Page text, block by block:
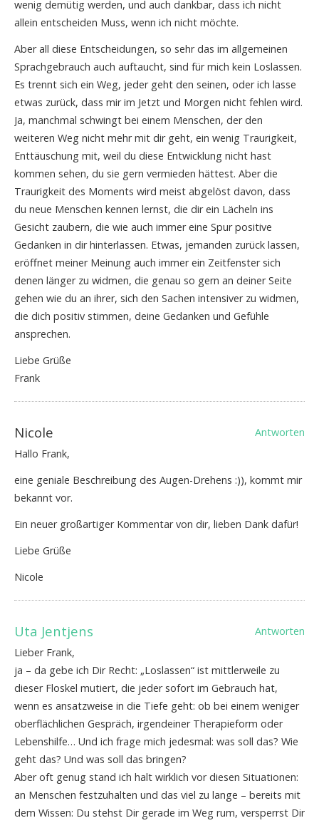
wenig demütig werden, und auch dankbar, dass ich nicht
allein entscheiden Muss, wenn ich nicht möchte.
Aber all diese Entscheidungen, so sehr das im allgemeinen
Sprachgebrauch auch auftaucht, sind für mich kein Loslassen.
Es trennt sich ein Weg, jeder geht den seinen, oder ich lasse
etwas zurück, dass mir im Jetzt und Morgen nicht fehlen wird.
Ja, manchmal schwingt bei einem Menschen, der den
weiteren Weg nicht mehr mit dir geht, ein wenig Traurigkeit,
Enttäuschung mit, weil du diese Entwicklung nicht hast
kommen sehen, du sie gern vermieden hättest. Aber die
Traurigkeit des Moments wird meist abgelöst davon, dass
du neue Menschen kennen lernst, die dir ein Lächeln ins
Gesicht zaubern, die wie auch immer eine Spur positive
Gedanken in dir hinterlassen. Etwas, jemanden zurück lassen,
eröffnet meiner Meinung auch immer ein Zeitfenster sich
denen länger zu widmen, die genau so gern an deiner Seite
gehen wie du an ihrer, sich den Sachen intensiver zu widmen,
die dich positiv stimmen, deine Gedanken und Gefühle
ansprechen.
Liebe Grüße
Frank
Nicole
Antworten
Hallo Frank,
eine geniale Beschreibung des Augen-Drehens :)), kommt mir
bekannt vor.
Ein neuer großartiger Kommentar von dir, lieben Dank dafür!
Liebe Grüße
Nicole
Uta Jentjens
Antworten
Lieber Frank,
ja – da gebe ich Dir Recht: „Loslassen“ ist mittlerweile zu
dieser Floskel mutiert, die jeder sofort im Gebrauch hat,
wenn es ansatzweise in die Tiefe geht: ob bei einem weniger
oberflächlichen Gespräch, irgendeiner Therapieform oder
Lebenshilfe… Und ich frage mich jedesmal: was soll das? Wie
geht das? Und was soll das bringen?
Aber oft genug stand ich halt wirklich vor diesen Situationen:
an Menschen festzuhalten und das viel zu lange – bereits mit
dem Wissen: Du stehst Dir gerade im Weg rum, versperrst Dir